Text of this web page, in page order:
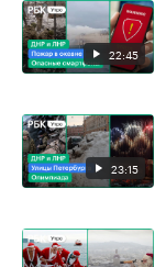
22:45
23:15